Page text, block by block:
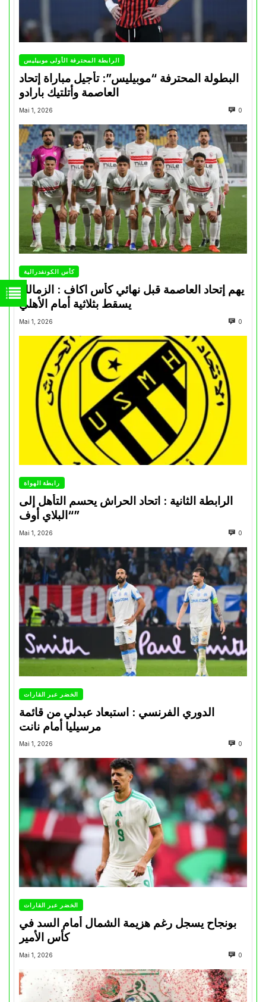
الرابطة المحترفة الأولى موبيليس
البطولة المحترفة “موبيليس”: تأجيل مباراة إتحاد
العاصمة وأتلتيك بارادو
Mai 1, 2026 0
كأس الكونفدرالية
يهم إتحاد العاصمة قبل نهائي كأس اكاف : الزمالك
Mai 1, 2026 0
رابطة الهواة
الرابطة الثانية : اتحاد الحراش يحسم التأهل إلى
“البلاي أوف”
Mai 1, 2026 0
الخضر عبر القارات
الدوري الفرنسي : استبعاد عبدلي من قائمة
مرسيليا أمام نانت
Mai 1, 2026 0
الخضر عبر القارات
بونجاح يسجل رغم هزيمة الشمال أمام السد في
كأس الأمير
Mai 1, 2026 0